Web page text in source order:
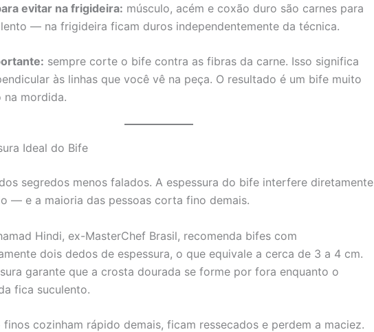
evitar na frigideira: músculo, acém e coxão duro são carnes para
— na frigideira ficam duros independentemente da técnica.
sempre corte o bife contra as fibras da carne. Isso significa
às linhas que você vê na peça. O resultado é um bife muito
na mordida.
Ideal do Bife
segredos menos falados. A espessura do bife interfere diretamente
— e a maioria das pessoas corta fino demais.
Hindi, ex-MasterChef Brasil, recomenda bifes com
dois dedos de espessura, o que equivale a cerca de 3 a 4 cm.
garante que a crosta dourada se forme por fora enquanto o
fica suculento.
finos cozinham rápido demais, ficam ressecados e perdem a maciez.